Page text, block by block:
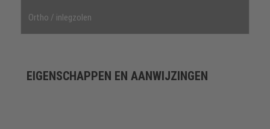
Ortho / inlegzolen
EIGENSCHAPPEN EN AANWIJZINGEN